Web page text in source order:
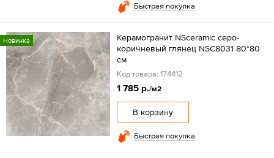
Быстрая покупка
Новинка
Керамогранит NSceramic серо-
коричневый глянец NSC8031 80*80
см
Код товара: 174412
1 785 р./м2
В корзину
Быстрая покупка